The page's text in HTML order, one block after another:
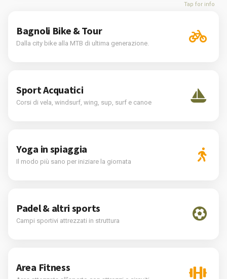
Tap for info
Bagnoli Bike & Tour
Dalla city bike alla MTB di ultima generazione.
Sport Acquatici
Corsi di vela, windsurf, wing, sup, surf e canoe
Yoga in spiaggia
Il modo più sano per iniziare la giornata
Padel & altri sports
Campi sportivi attrezzati in struttura
Area Fitness